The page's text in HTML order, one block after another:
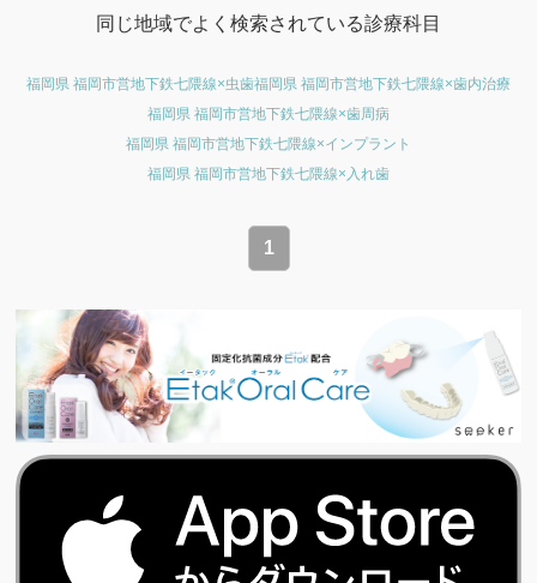
同じ地域でよく検索されている診療科目
福岡県 福岡市営地下鉄七隈線×虫歯福岡県 福岡市営地下鉄七隈線×歯内治療
福岡県 福岡市営地下鉄七隈線×歯周病
福岡県 福岡市営地下鉄七隈線×インプラント
福岡県 福岡市営地下鉄七隈線×入れ歯
1